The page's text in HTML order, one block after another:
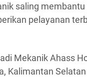
saling membantu
pelayanan
Mekanik Ahass
Kalimantan